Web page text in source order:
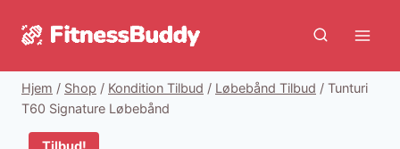
Hjem / Shop / Kondition Tilbud / Løbebånd Tilbud / Tunturi
T60 Signature Løbebånd